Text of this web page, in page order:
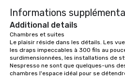
signature dishes at each restaurant.
Our affordable tours are priced per
person with tax and gratuities
included. The only thing not included
are drinks. However, a beverage
package upgrade is available, which
provides guests a signature cocktail
Informations
Additional details
Chambres et suites
Le plaisir réside dans les détails. Les
les draps impeccables à 300 fils au
surdimensionnées, les installations de
Nespresso ne sont que quelques-uns
chambres l'espace idéal pour se